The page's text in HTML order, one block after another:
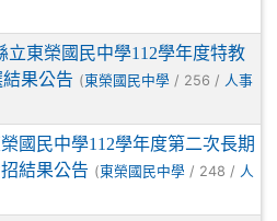
立東榮國民中學112學年度特教
果公告 (東榮國民中學 / 256 / 人事
國民中學112學年度第二次長期
結果公告 (東榮國民中學 / 248 / 人